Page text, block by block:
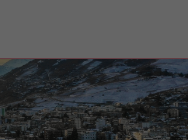
Projets
Chantiers en ville
Plan directeur du
centre-ville
Prestations
Avantages
Unternehmen :
Willkommen!
Companies :
Imprese :